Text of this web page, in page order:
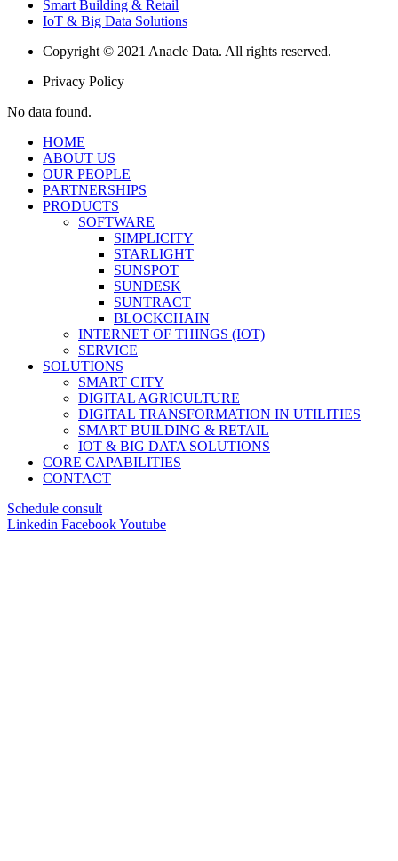
Smart Building & Retail
IoT & Big Data Solutions
Copyright © 2021 Anacle Data. All rights reserved.
Privacy Policy
No data found.
HOME
ABOUT US
OUR PEOPLE
PARTNERSHIPS
PRODUCTS
SOFTWARE
SIMPLICITY
STARLIGHT
SUNSPOT
SUNDESK
SUNTRACT
BLOCKCHAIN
INTERNET OF THINGS (IOT)
SERVICE
SOLUTIONS
SMART CITY
DIGITAL AGRICULTURE
DIGITAL TRANSFORMATION IN UTILITIES
SMART BUILDING & RETAIL
IOT & BIG DATA SOLUTIONS
CORE CAPABILITIES
CONTACT
Schedule consult
Linkedin FacebookYoutube